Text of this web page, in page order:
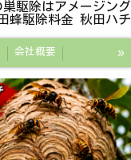
駆除はアメージング
蜂駆除料金 秋田ハチ
会社概要 »